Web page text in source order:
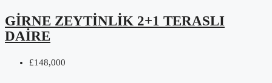
GIRNE ZEYTINLIK 2+1 TERASLI
DAIRE
£148,000